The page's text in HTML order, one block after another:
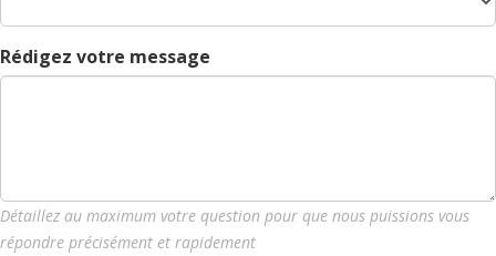
Rédigez votre message
Détaillez au maximum votre question pour que nous puissions vous
répondre précisément et rapidement